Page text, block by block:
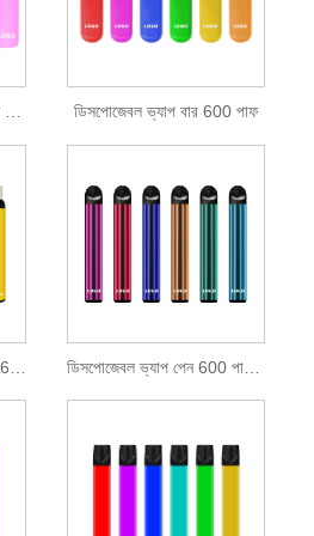
ডিসপোজেবল ভ্যাপ বার 600 পাফ